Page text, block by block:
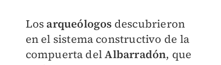
Los arqueólogos descubrieron
en el sistema constructivo de la
compuerta delAlbarradón, que